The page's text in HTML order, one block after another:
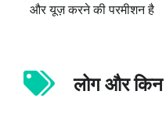
और यूज़ करने की परमीशन है
लोग और